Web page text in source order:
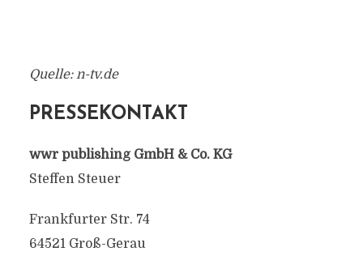
Quelle: n-tv.de
PRESSEKONTAKT
wwr publishing GmbH & Co. KG
Steffen Steuer
Frankfurter Str. 74
64521 Groß-Gerau